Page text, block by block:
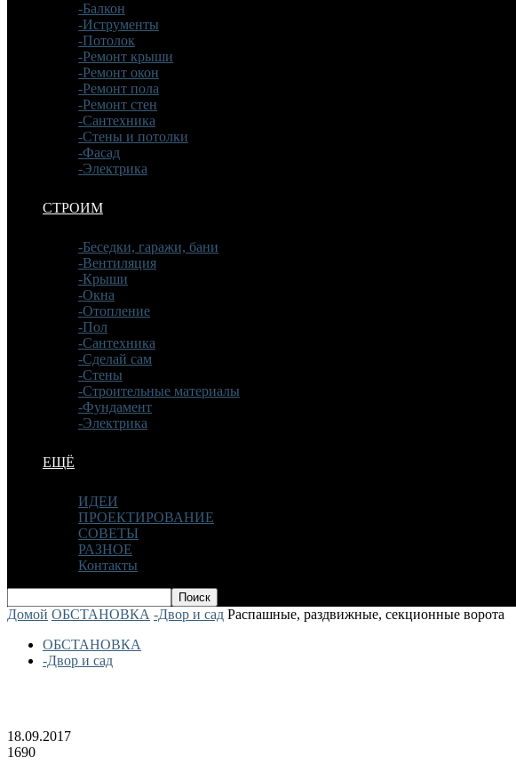
-Балкон
-Иструменты
-Потолок
-Ремонт крыши
-Ремонт окон
-Ремонт пола
-Ремонт стен
-Сантехника
-Стены и потолки
-Фасад
-Электрика
СТРОИМ
-Беседки, гаражи, бани
-Вентиляция
-Крыши
-Окна
-Отопление
-Пол
-Сантехника
-Сделай сам
-Стены
-Строительные материалы
-Фундамент
-Электрика
ЕЩЁ
ИДЕИ
ПРОЕКТИРОВАНИЕ
СОВЕТЫ
РАЗНОЕ
Контакты
Домой ОБСТАНОВКА -Двор и сад Распашные, раздвижные, секционные ворота
ОБСТАНОВКА
-Двор и сад
18.09.2017
1690